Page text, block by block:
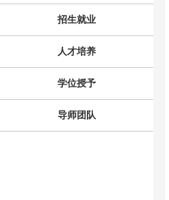
招生就业
人才培养
学位授予
导师团队